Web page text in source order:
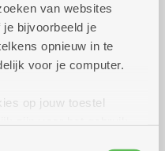
van websites
bijvoorbeeld je
opnieuw in te
voor je computer.
op jouw toestel
09.00 uur tot 10.00 uur
Reserveer vervoer